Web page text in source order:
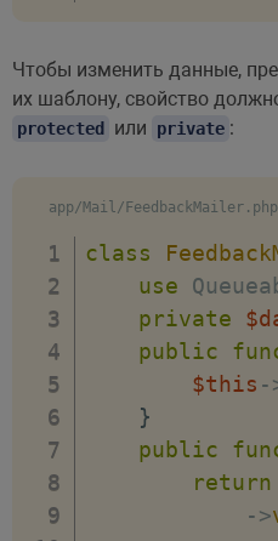
Чтобы изменить данные,
их шаблону, свойство
protected или private :
app/Mail/FeedbackMailer.php
class
use
private
public
$this -
}
public
return
->